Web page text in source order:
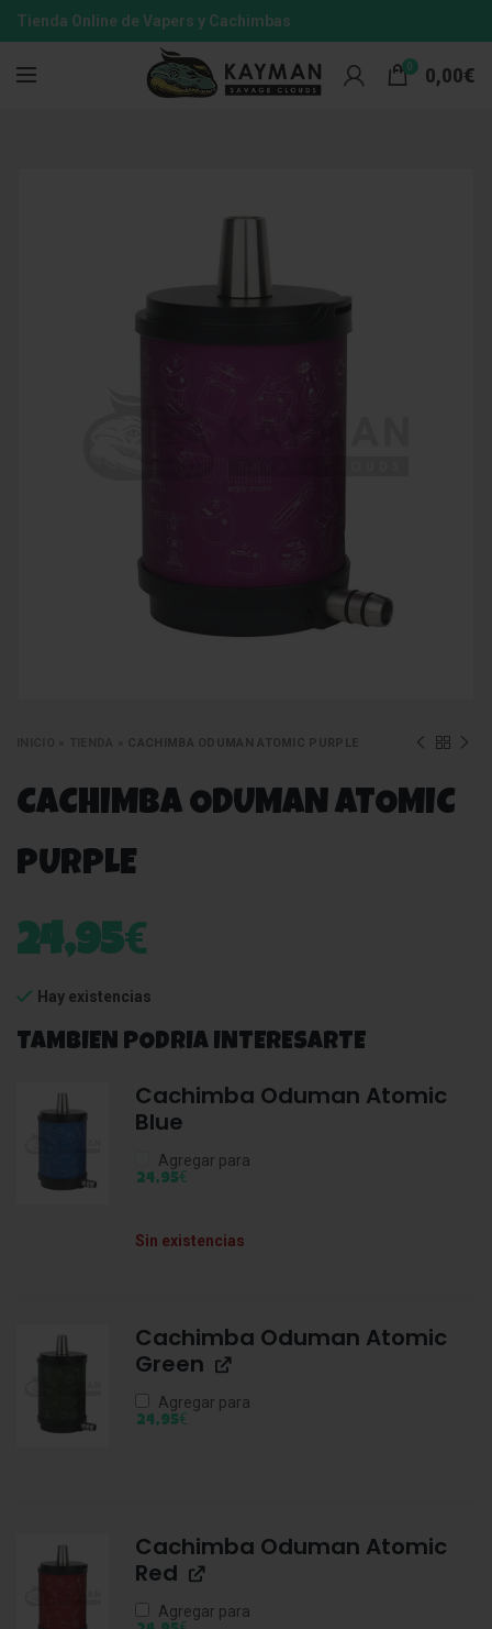
Tienda Online de Vapers y Cachimbas
0 0,00€
CACHIMBA ODUMAN ATOMIC PURPLE
CACHIMBA ODUMAN ATOMIC
PURPLE
24,95€
Hay existencias
TAMBIEN PODRIA INTERESARTE
Cachimba Oduman Atomic
Blue
Agregar para
24,95€
Sin existencias
Cachimba Oduman Atomic
Green
Agregar para
24,95€
Cachimba Oduman Atomic
Red
Agregar para